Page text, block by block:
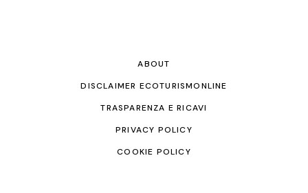
ABOUT
DISCLAIMER ECOTURISMONLINE
TRASPARENZA E RICAVI
PRIVACY POLICY
COOKIE POLICY